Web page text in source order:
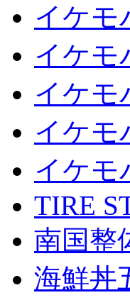
イケモ
イケモ
イケモ
イケモ
イケモ
TIRE
南国整
海鮮丼